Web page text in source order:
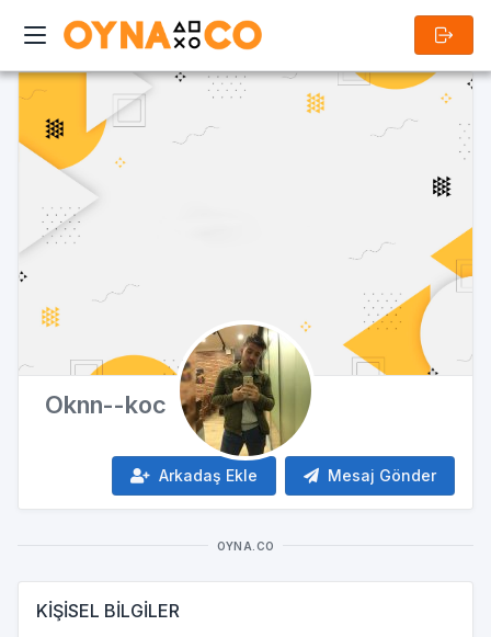
Oknn--koc ÜYE
Arkadaş Ekle Mesaj Gönder
OYNA.CO
KİŞİSEL BİLGİLER